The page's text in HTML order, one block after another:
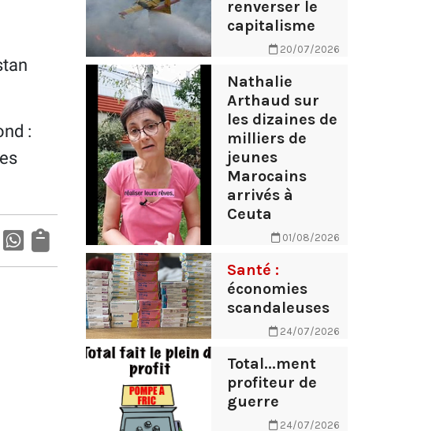
:
renverser le
capitalisme
20/07/2026
Nathalie
Arthaud sur
les dizaines de
milliers de
jeunes
Marocains
arrivés à
Ceuta
01/08/2026
Santé :
économies
scandaleuses
24/07/2026
Total...ment
profiteur de
guerre
24/07/2026